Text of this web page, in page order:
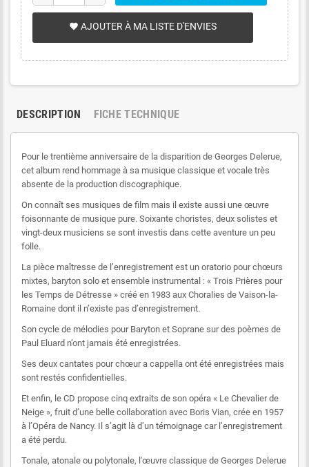
favorite AJOUTER À MA LISTE D'ENVIES
DESCRIPTION FICHE TECHNIQUE
Pour le trentième anniversaire de la disparition de Georges Delerue,
cet album rend hommage à sa musique classique et vocale très
absente de la production discographique.
On connaît ses musiques de film mais il existe aussi une œuvre
foisonnante de musique pure. Soixante choristes, deux solistes et
vingt-deux musiciens se sont investis dans cette aventure un peu
folle.
La pièce maîtresse de l’enregistrement est un oratorio pour chœurs
mixtes, baryton solo et ensemble instrumental : « Trois Prières pour
les Temps de Détresse » créé en 1983 aux Choralies de Vaison-la-
Romaine dont il n’existe pas d’enregistrement.
Son cycle de mélodies pour Baryton et Soprane sur des poèmes de
Paul Eluard n’ont jamais été enregistrées.
Ses deux cantates pour chœur a cappella ont été enregistrées mais
sont restés confidentielles.
Et enfin, le CD propose cinq extraits de son opéra « Le Chevalier de
Neige », fruit d’une belle collaboration avec Boris Vian, crée en 1957
à l’Opéra de Nancy. Il s’agit là d’un témoignage car l’enregistrement
a été perdu.
Tonale, atonale ou polytonale, l'œuvre classique de Georges Delerue